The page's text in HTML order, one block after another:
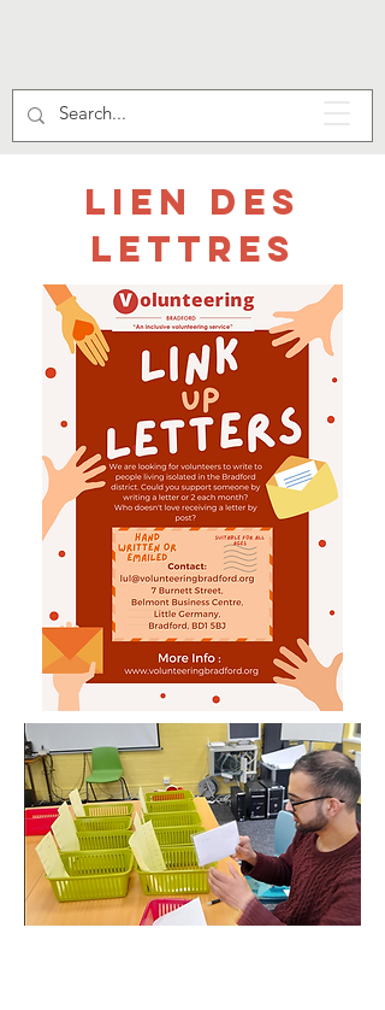
LIEN DES
LETTRES